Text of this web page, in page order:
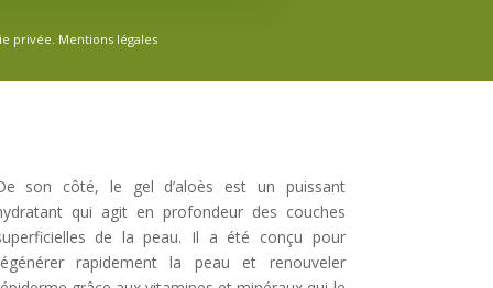
privée. Mentions légales
son côté, le gel d’aloès est un puissant
qui agit en profondeur des couches
de la peau. Il a été conçu pour
rapidement la peau et renouveler